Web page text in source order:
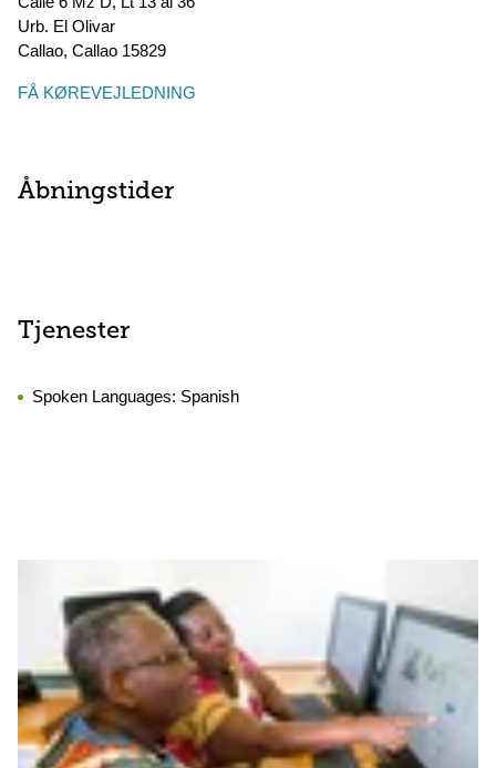
Urb. El Olivar
Callao, Callao 15829
FÅ KØREVEJLEDNING
Åbningstider
Tjenester
Spoken Languages: Spanish